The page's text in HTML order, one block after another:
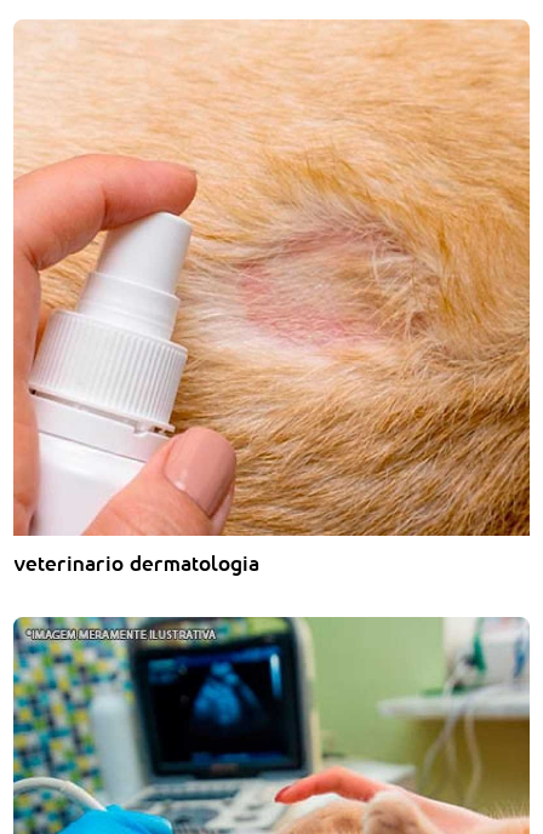
veterinario dermatologia